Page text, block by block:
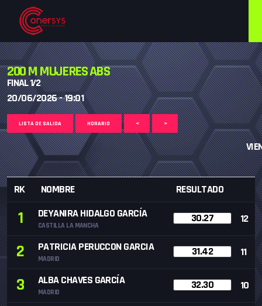
200 M MUJERES ABS
FINAL 1/2
20/06/2026 - 19:01
LISTA DE SALIDA HORARIO < >
RK NOMBRE RESULTADO
1 DEYANIRA HIDALGO GARCÍA
CASTILLA LA MANCHA
30.27 12
2 PATRICIA PERUCCON GARCIA
MADRID
31.42 11
3 ALBA CHAVES GARCÍA
MADRID
32.30 10